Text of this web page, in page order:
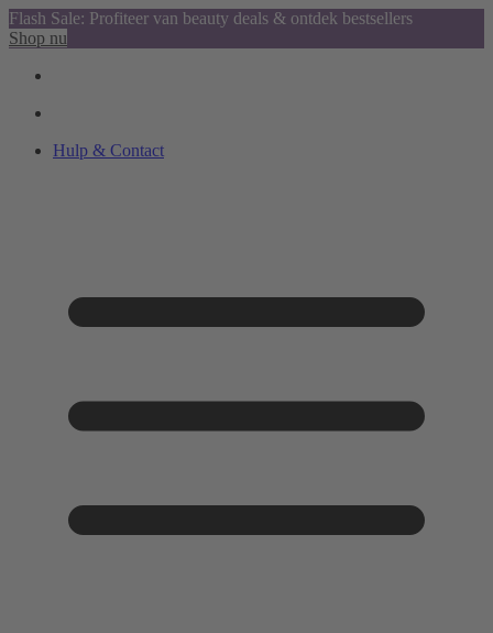
Flash Sale: Profiteer van beauty deals & ontdek bestsellers
Shop nu
Hulp & Contact